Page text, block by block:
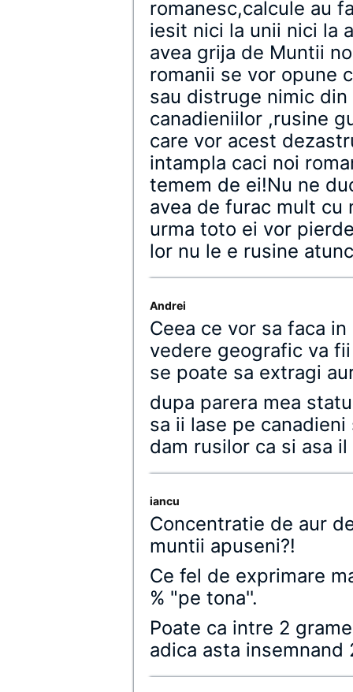
romanesc,calcule au
iesit nici la unii nici la
avea grija de Muntii
romanii se vor opune
sau distruge nimic din
canadieniilor ,rusine
care vor acest
intampla caci noi
temem de ei!Nu ne
avea de furac mult cu
urma toto ei vor
lor nu le e rusine
Andrei
Ceea ce vor sa faca
vedere geografic va
se poate sa extragi
dupa parera mea
sa ii lase pe
dam rusilor ca si asa
iancu
Concentratie de aur
muntii apuseni?!
Ce fel de exprimare
% "pe tona''.
Poate ca intre 2
adica asta insemnand